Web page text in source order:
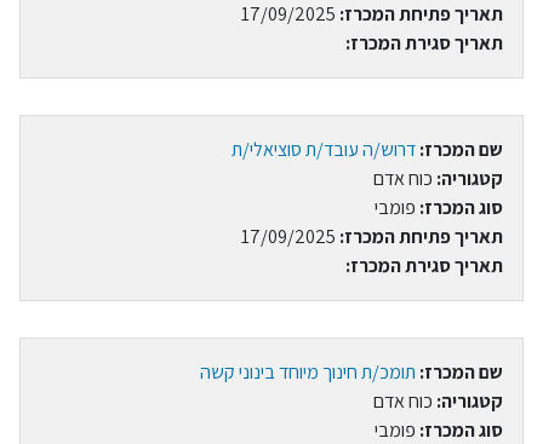
תאריך פתיחת המכרז: 17/09/2025
תאריך סגירת המכרז:
שם המכרז:דרוש/ה עובד/ת סוציאלי/ת
קטגוריה: כוח אדם
סוג המכרז: פומבי
תאריך פתיחת המכרז: 17/09/2025
תאריך סגירת המכרז:
שם המכרז: תומכ/ת חינוך מיוחד בינוני קשה
קטגוריה: כוח אדם
סוג המכרז: פומבי